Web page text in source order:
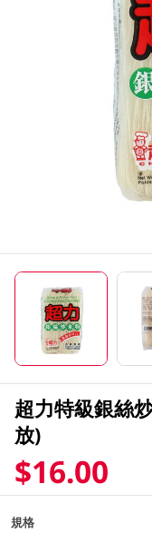
超力特級銀絲
放)
$16.00
規格